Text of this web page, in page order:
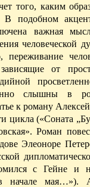
того, каким
В подобном
важная
человеческой
переживание
от
слышны в
к роману
цикла («Соната
». Роман
Элеоноре
с Гейне и
мая…»).